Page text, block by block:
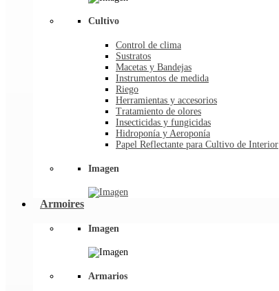
Cultivo
Control de clima
Sustratos
Macetas y Bandejas
Instrumentos de medida
Riego
Herramientas y accesorios
Tratamiento de olores
Insecticidas y fungicidas
Hidroponía y Aeroponía
Papel Reflectante para Cultivo de Interior
Imagen
Armoires
Imagen
Armarios